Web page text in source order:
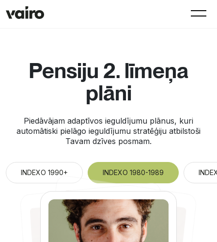
Pensiju 2. līmeņa
plāni
Piedāvājam adaptīvos ieguldījumu plānus, kuri
automātiski pielāgo ieguldījumu stratēģiju atbilstoši
Tavam dzīves posmam.
INDEXO 1990+ INDEXO 1980-1989